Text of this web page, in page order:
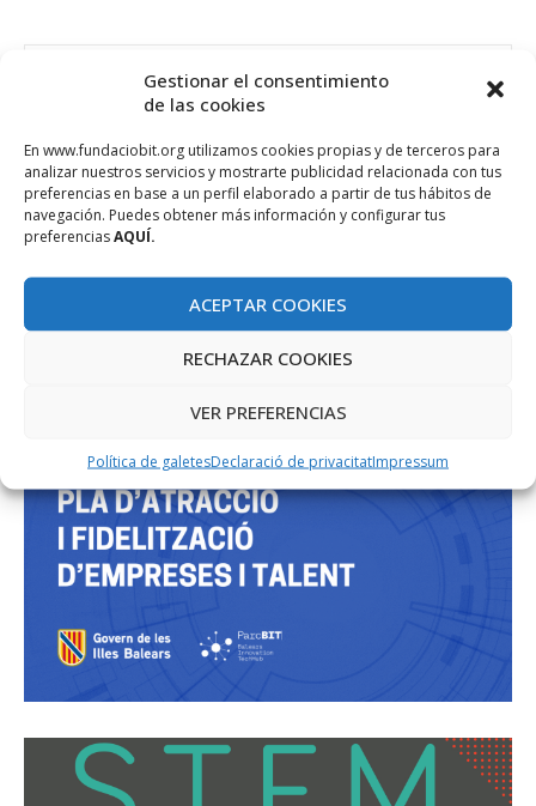
Gestionar el consentimiento
de las cookies
En www.fundaciobit.org utilizamos cookies propias y de terceros para
analizar nuestros servicios y mostrarte publicidad relacionada con tus
preferencias en base a un perfil elaborado a partir de tus hábitos de
navegación. Puedes obtener más información y configurar tus
preferenciasAQUÍ.
ACEPTAR COOKIES
RECHAZAR COOKIES
VER PREFERENCIAS
Política de galetesDeclaració de privacitatImpressum
PROJECTE COFINANÇAT PEL FONS SOCIAL EUROPEU